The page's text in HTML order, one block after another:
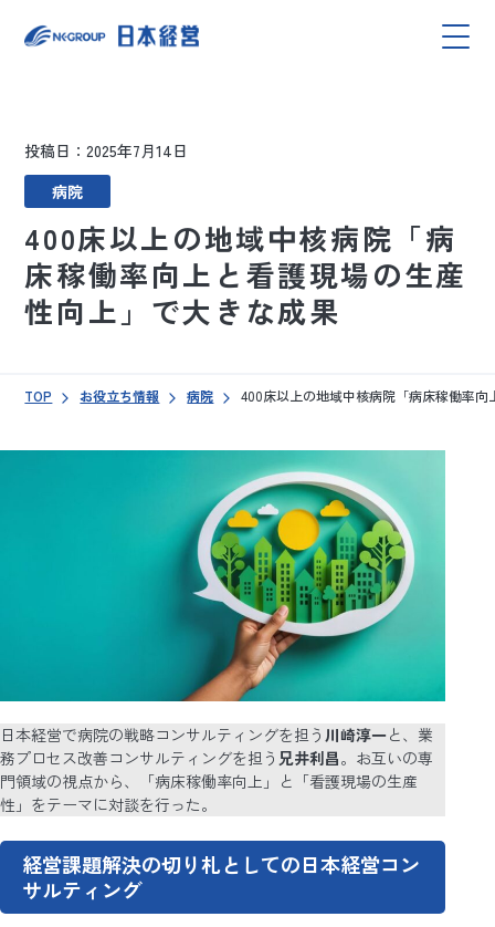
投稿日：2025年7月14日
病院
400床以上の地域中核病院「病
床稼働率向上と看護現場の生産
性向上」で大きな成果
TOP お役立ち情報 病院 400床以上の地域中核病院「病床稼働率
日本経営で病院の戦略コンサルティングを担う 川崎淳一と、業
務プロセス改善コンサルティングを担う 兄井利昌。お互いの専
門領域の視点から、「病床稼働率向上」と「看護現場の生産
性」をテーマに対談を行った。
経営課題解決の切り札としての日本経営コン
サルティング